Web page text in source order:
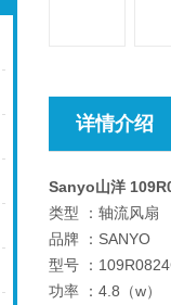
详情介绍
Sanyo山洋
类型 ：轴流风扇
品牌 ：SANYO
型号 ：
功率 ：4.8（w）